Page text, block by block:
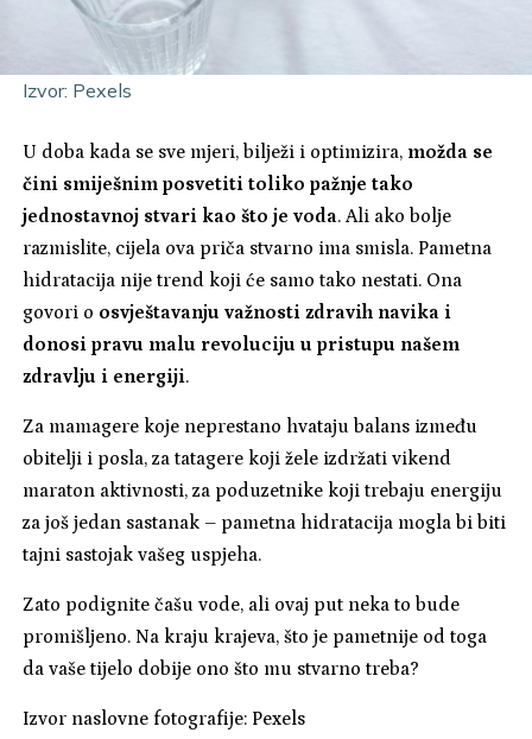
Izvor: Pexels
U doba kada se sve mjeri, bilježi i optimizira, možda se
čini smiješnim posvetiti toliko pažnje tako
jednostavnoj stvari kao što je voda. Ali ako bolje
razmislite, cijela ova priča stvarno ima smisla. Pametna
hidratacija nije trend koji će samo tako nestati. Ona
govori o osvještavanju važnosti zdravih navika i
donosi pravu malu revoluciju u pristupu našem
zdravlju i energiji.
Za mamagere koje neprestano hvataju balans između
obitelji i posla, za tatagere koji žele izdržati vikend
maraton aktivnosti, za poduzetnike koji trebaju energiju
za još jedan sastanak – pametna hidratacija mogla bi biti
tajni sastojak vašeg uspjeha.
Zato podignite čašu vode, ali ovaj put neka to bude
promišljeno. Na kraju krajeva, što je pametnije od toga
da vaše tijelo dobije ono što mu stvarno treba?
Izvor naslovne fotografije: Pexels